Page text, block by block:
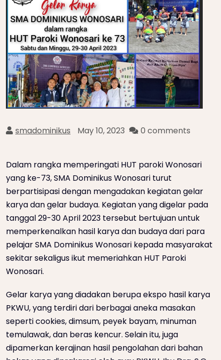
smadominikus May 10, 2023 0 comments
Dalam rangka memperingati HUT paroki Wonosari
yang ke-73, SMA Dominikus Wonosari turut
berpartisipasi dengan mengadakan kegiatan gelar
karya dan gelar budaya. Kegiatan yang digelar pada
tanggal 29-30 April 2023 tersebut bertujuan untuk
memperkenalkan hasil karya dan budaya dari para
pelajar SMA Dominikus Wonosari kepada masyarakat
sekitar sekaligus ikut memeriahkan HUT Paroki
Wonosari.
Gelar karya yang diadakan berupa ekspo hasil karya
PKWU, yang terdiri dari berbagai aneka masakan
seperti cookies, dimsum, peyek bayam, minuman
temulawak, dan beras kencur. Selain itu, juga
dipamerkan kerajinan hasil pengolahan dari bahan